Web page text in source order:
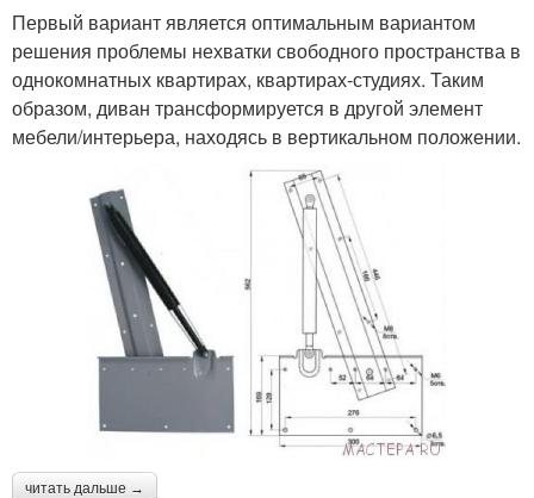
Первый вариант является оптимальным вариантом
решения проблемы нехватки свободного пространства в
однокомнатных квартирах, квартирах-студиях. Таким
образом, диван трансформируется в другой элемент
мебели/интерьера, находясь в вертикальном положении.
читать дальше →